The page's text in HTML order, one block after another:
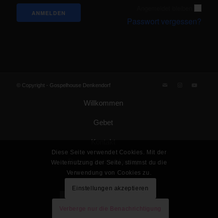
Passwort vergessen?
© Copyright - Gospelhouse Denkendorf
Willkommen
Gebet
Kontakt
Datenschutzerklärung
Impressum
Gemeinde Gottes KdöR
Diese Seite verwendet Cookies. Mit der
Weiternutzung der Seite, stimmst du die
Verwendung von Cookies zu.
Einstellungen akzeptieren
Verberge nur die Benachrichtigung